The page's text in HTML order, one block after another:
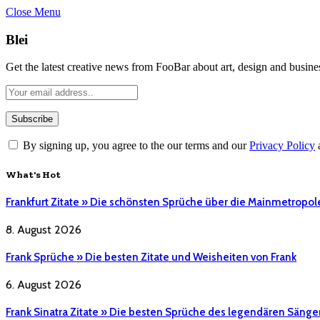
Close Menu
Blei
Get the latest creative news from FooBar about art, design and
By signing up, you agree to the our terms and ourPrivacy Policy
What's Hot
Frankfurt Zitate » Die schönsten Sprüche über die
8. August 2026
Frank Sprüche » Die besten Zitate und Weisheiten von Frank
6. August 2026
Frank Sinatra Zitate » Die besten Sprüche des legendären